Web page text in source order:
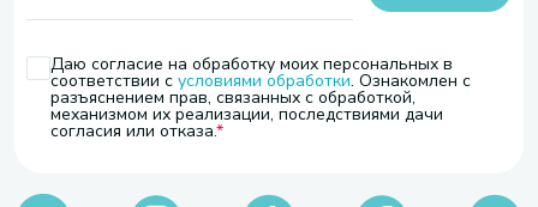
Даю согласие на обработку моих персональных в
соответствии с условиями обработки. Ознакомлен с
разъяснением прав, связанных с обработкой,
механизмом их реализации, последствиями дачи
согласия или отказа.